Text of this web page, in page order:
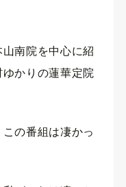
南院を中心に紹
かりの蓮華定院
の番組は凄かっ